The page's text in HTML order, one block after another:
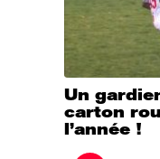
Un
carton
l’année !